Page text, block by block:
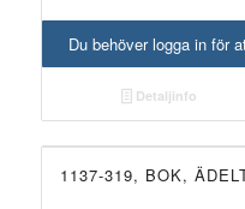
Du behöver logga in för
Detaljinfo
1137-319, BOK,